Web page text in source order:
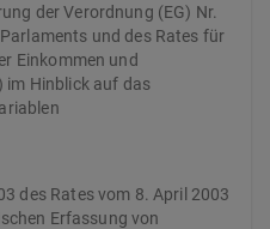
der Verordnung (EG) Nr.
und des Rates für
Einkommen und
im Hinblick auf das
des Rates vom 8. April 2003
Erfassung von